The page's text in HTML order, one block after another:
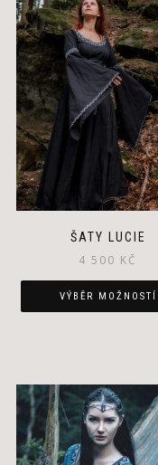
ŠATY LUCIE
4 500 KČ
VÝBĚR MOŽNOSTÍ